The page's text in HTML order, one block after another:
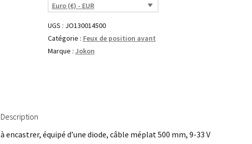
Euro (€) - EUR
UGS : JO130014500
Catégorie : Feux de position avant
Marque : Jokon
Description
à encastrer, équipé d’une diode, câble méplat 500 mm, 9-33 V